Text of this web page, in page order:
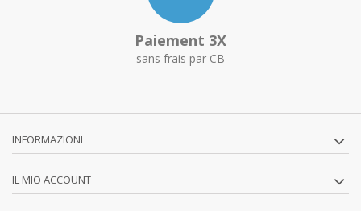
Paiement 3X
sans frais par CB
INFORMAZIONI
IL MIO ACCOUNT